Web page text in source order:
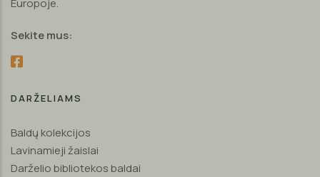
Europoje.
Sekite mus:
DARŽELIAMS
Baldų kolekcijos
Lavinamieji žaislai
Darželio bibliotekos baldai